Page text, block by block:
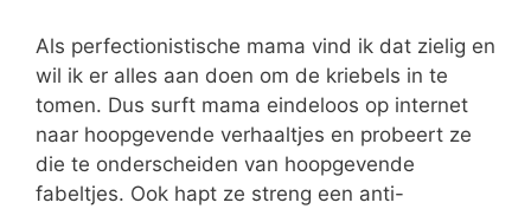
Als perfectionistische mama vind ik dat zielig en
wil ik er alles aan doen om de kriebels in te
tomen. Dus surft mama eindeloos op internet
naar hoopgevende verhaaltjes en probeert ze
die te onderscheiden van hoopgevende
fabeltjes. Ook hapt ze streng een anti-